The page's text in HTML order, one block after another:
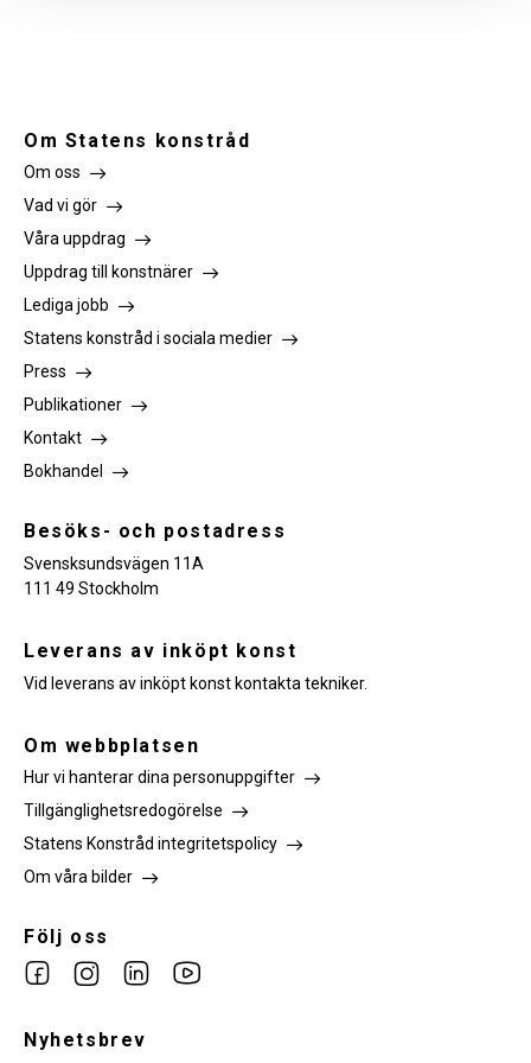
Om Statens konstråd
Om oss
Vad vi gör
Våra uppdrag
Uppdrag till konstnärer
Lediga jobb
Statens konstråd i sociala medier
Press
Publikationer
Kontakt
Bokhandel
Besöks- och postadress
Svensksundsvägen 11A
111 49 Stockholm
Leverans av inköpt konst
Vid leverans av inköpt konst kontakta tekniker.
Om webbplatsen
Hur vi hanterar dina personuppgifter
Tillgänglighetsredogörelse
Statens Konstråd integritetspolicy
Om våra bilder
Följ oss
facebookinstagramLinkedin
Nyhetsbrev